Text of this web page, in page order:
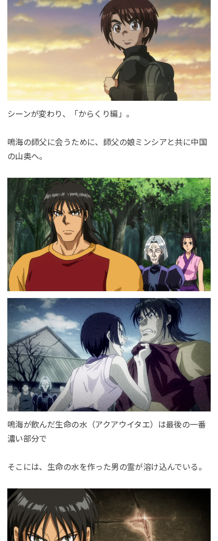
シーンが変わり、「からくり編」。
鳴海の師父に会うために、師父の娘ミンシアと共に中国
の山奥へ。
鳴海が飲んだ生命の水（アクアウイタエ）は最後の一番
濃い部分で
そこには、生命の水を作った男の霊が溶け込んでいる。